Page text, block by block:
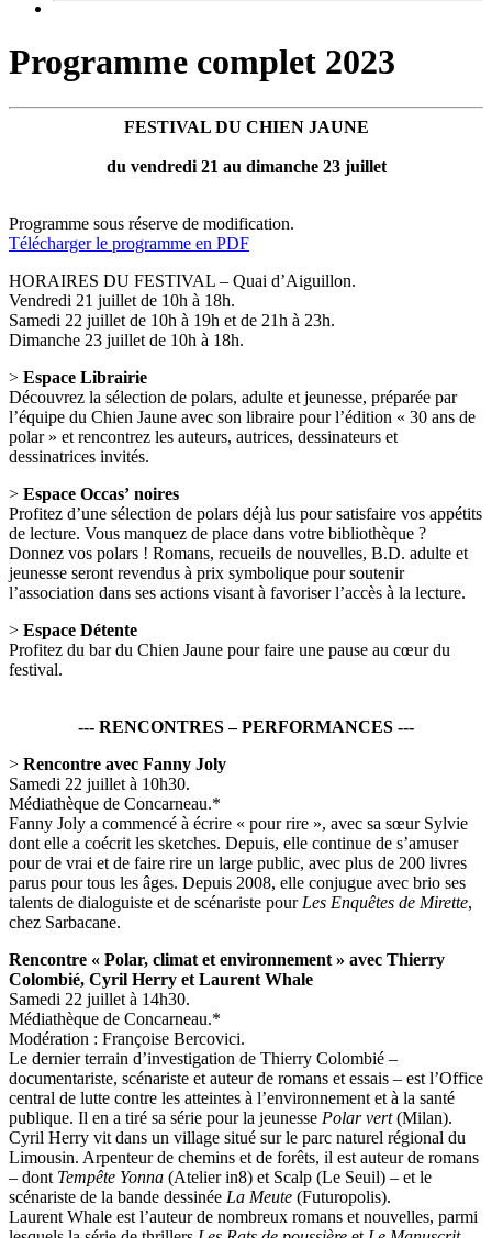
Programme complet 2023
FESTIVAL DU CHIEN JAUNE
du vendredi 21 au dimanche 23 juillet
Programme sous réserve de modification.
Télécharger le programme en PDF
HORAIRES DU FESTIVAL – Quai d’Aiguillon.
Vendredi 21 juillet de 10h à 18h.
Samedi 22 juillet de 10h à 19h et de 21h à 23h.
Dimanche 23 juillet de 10h à 18h.
> Espace Librairie
Découvrez la sélection de polars, adulte et jeunesse, préparée par
l’équipe du Chien Jaune avec son libraire pour l’édition « 30 ans de
polar » et rencontrez les auteurs, autrices, dessinateurs et
dessinatrices invités.
> Espace Occas’ noires
Profitez d’une sélection de polars déjà lus pour satisfaire vos appétits
de lecture. Vous manquez de place dans votre bibliothèque ?
Donnez vos polars ! Romans, recueils de nouvelles, B.D. adulte et
jeunesse seront revendus à prix symbolique pour soutenir
l’association dans ses actions visant à favoriser l’accès à la lecture.
> Espace Détente
Profitez du bar du Chien Jaune pour faire une pause au cœur du
festival.
--- RENCONTRES – PERFORMANCES ---
> Rencontre avec Fanny Joly
Samedi 22 juillet à 10h30.
Médiathèque de Concarneau.*
Fanny Joly a commencé à écrire « pour rire », avec sa sœur Sylvie
dont elle a coécrit les sketches. Depuis, elle continue de s’amuser
pour de vrai et de faire rire un large public, avec plus de 200 livres
parus pour tous les âges. Depuis 2008, elle conjugue avec brio ses
talents de dialoguiste et de scénariste pour Les Enquêtes de Mirette,
chez Sarbacane.
Rencontre « Polar, climat et environnement » avec Thierry
Colombié, Cyril Herry et Laurent Whale
Samedi 22 juillet à 14h30.
Médiathèque de Concarneau.*
Modération : Françoise Bercovici.
Le dernier terrain d’investigation de Thierry Colombié –
documentariste, scénariste et auteur de romans et essais – est l’Office
central de lutte contre les atteintes à l’environnement et à la santé
publique. Il en a tiré sa série pour la jeunesse Polar vert(Milan).
Cyril Herry vit dans un village situé sur le parc naturel régional du
Limousin. Arpenteur de chemins et de forêts, il est auteur de romans
– dont Tempête Yonna (Atelier in8) et Scalp (Le Seuil) – et le
scénariste de la bande dessinée La Meute (Futuropolis).
Laurent Whale est l’auteur de nombreux romans et nouvelles, parmi